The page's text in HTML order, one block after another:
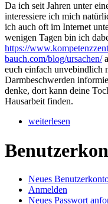
Da ich seit Jahren unter
interessiere ich mich
ich auch oft im Internet
wenigen Tagen bin ich
https://
bauch.com/blog/ursachen/
euch einfach unvebindlich
Darmbeschwerden
denke, dort kann deine
Hausarbeit finden.
weiterlesen
Haupt-Reiter
Neues
Anmelden
Neues Passwort